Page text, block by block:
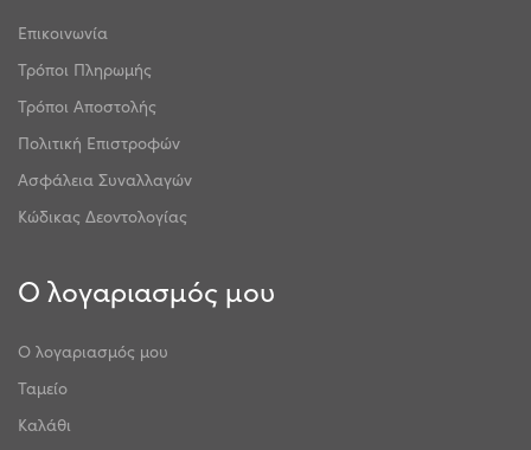
Επικοινωνία
Τρόποι Πληρωμής
Τρόποι Αποστολής
Πολιτική Επιστροφών
Ασφάλεια Συναλλαγών
Κώδικας Δεοντολογίας
Ο λογαριασμός μου
Ο λογαριασμός μου
Ταμείο
Καλάθι